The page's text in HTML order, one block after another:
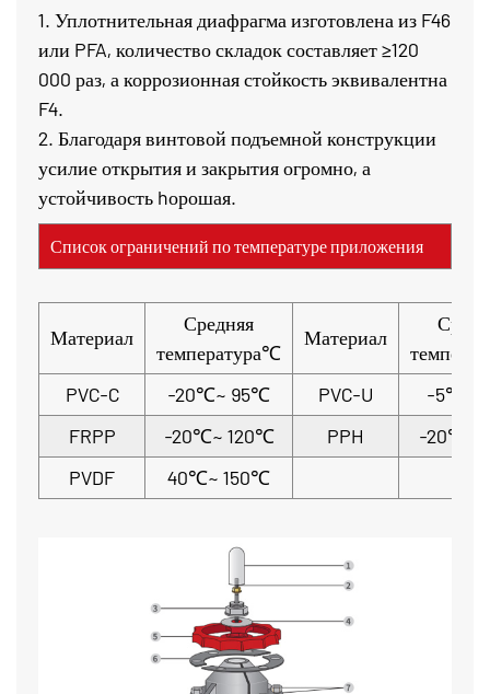
1. Уплотнительная диафрагма изготовлена из F46
или PFA, количество складок составляет ≥120
000 раз, а коррозионная стойкость эквивалентна
F4.
2. Благодаря винтовой подъемной конструкции
усилие открытия и закрытия огромно, а
устойчивость hорошая.
Список ограничений по температуре приложения
Материал
Средняя
температура℃
Материал
PVC-C
-20℃~ 95℃ PVC-U
-5℃~
FRPP
-20℃~ 120℃ PPH
-20℃~
PVDF
40℃~ 150℃